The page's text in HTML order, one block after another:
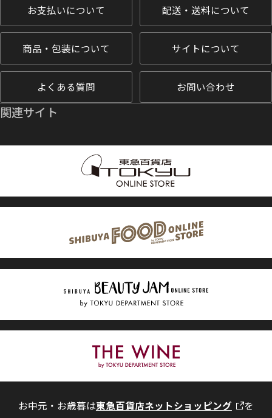
お支払いについて 配送・送料について
商品・包装について サイトについて
よくある質問 お問い合わせ
関連サイト
お中元・お歳暮は東急百貨店ネットショッピング
を